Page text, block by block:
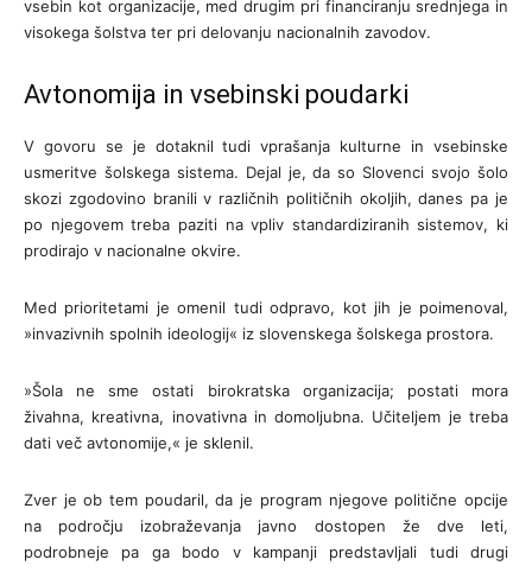
vsebin kot organizacije, med drugim pri financiranju srednjega in
visokega šolstva ter pri delovanju nacionalnih zavodov.
Avtonomija in vsebinski poudarki
V govoru se je dotaknil tudi vprašanja kulturne in vsebinske
usmeritve šolskega sistema. Dejal je, da so Slovenci svojo šolo
skozi zgodovino branili v različnih političnih okoljih, danes pa je
po njegovem treba paziti na vpliv standardiziranih sistemov, ki
prodirajo v nacionalne okvire.
Med prioritetami je omenil tudi odpravo, kot jih je poimenoval,
»invazivnih spolnih ideologij« iz slovenskega šolskega prostora.
»Šola ne sme ostati birokratska organizacija; postati mora
živahna, kreativna, inovativna in domoljubna. Učiteljem je treba
dati več avtonomije,« je sklenil.
Zver je ob tem poudaril, da je program njegove politične opcije
na področju izobraževanja javno dostopen že dve leti,
podrobneje pa ga bodo v kampanji predstavljali tudi drugi